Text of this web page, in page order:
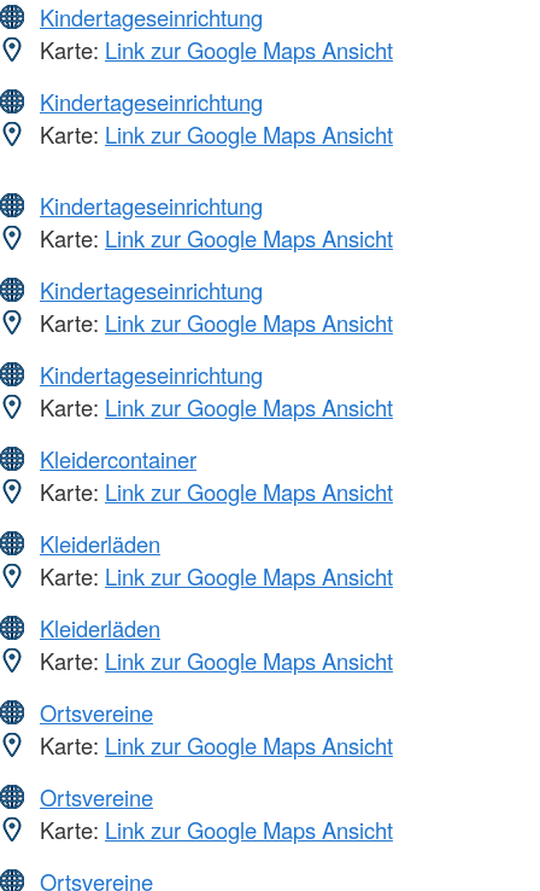
Kindertageseinrichtung
Karte: Link zur Google Maps Ansicht
Kindertageseinrichtung
Karte: Link zur Google Maps Ansicht
Kindertageseinrichtung
Karte: Link zur Google Maps Ansicht
Kindertageseinrichtung
Karte: Link zur Google Maps Ansicht
Kindertageseinrichtung
Karte: Link zur Google Maps Ansicht
Kleidercontainer
Karte: Link zur Google Maps Ansicht
Kleiderläden
Karte: Link zur Google Maps Ansicht
Kleiderläden
Karte: Link zur Google Maps Ansicht
Ortsvereine
Karte: Link zur Google Maps Ansicht
Ortsvereine
Karte: Link zur Google Maps Ansicht
Ortsvereine